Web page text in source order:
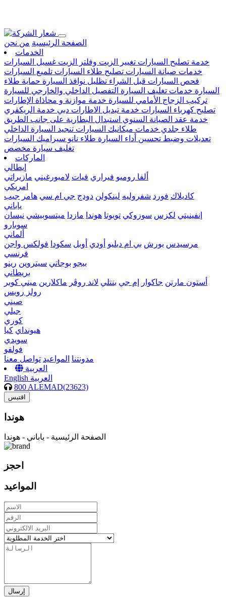
الصفحة الرئيسية من نحن
الخدمات
خدمة تصليح السيارات تغيير الزيت وفلتر الزيت غسيل السيارات
خدمات صيانة السيارات تصليح طلاء السيارات تلميع السيارات
فحص السيارات قبل الشراء تظليل نوافذ السيارة حماية طلاء
السيارة خدمات تغليف السيارة التفصيل الداخلي والخارجي للسيارة
تركيب الزجاج الأمامي للسيارة خدمة موازنة و محاذاة الإطارات
تصليح كهرباء السيارات خدمة تبديل الاطارات دبي خدمة الريكفري
خدمة عقد الصيانة السنوي استبدال البطارية على جانب الطريق
طلاء جلدي خدمات ميكانيك السيارات تنجيد السيارة الداخلي
تعديلات وضبط تحسين أداء السيارة طلاء نانو سيراميك السيارات
تغليف سيارة مخصص
الماركات
إيطالي
ألفا روميو فيراري فيات لامبورغيني مازيراتي
امريكي
كاديلاك فورد شفروليه لينكولن دودج جي ام سي هامر جيب
ياباني
إنفينيتي لكزس سوزوكي تويوتا هوندا مازدا ميتسوبيشي نيسان
سوبارو
ألماني
مرسيدس بورش بي ام دبليو أودي أوبل سكودا فولكس واجن
فرنسي
بيجو بوجاتي سيتروين رينو
بريطاني
أستون مارتن جاكوار إم جي بنتلي لاند روڤر ماكلارين ميني كوبر
رولز رويس
صيني
جيلي
كوري
هيونداي كيا
سويدي
فولفو
مدونتنا المواعيد تواصل معنا
العربية
English العربية
800 ALEMAD(23623)
اقتبس
هوندا
الصفحة الرئيسية - ياباني - هوندا
احجز
المواعيد
إرسال